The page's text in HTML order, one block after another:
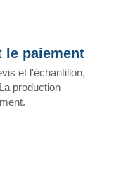
le paiement
et l'échantillon,
production